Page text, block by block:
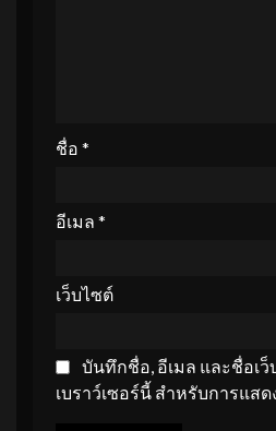
ชื่อ *
อีเมล *
เว็บไซต์
บันทึกชื่อ, อีเมล และชื่อเ
เบราว์เซอร์นี้ สำหรับการแส